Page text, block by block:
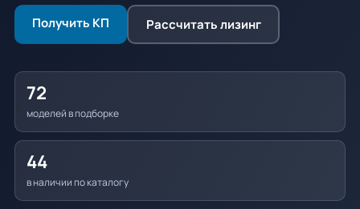
Получить КП Рассчитать лизинг
72
моделей в подборке
44
в наличии по каталогу